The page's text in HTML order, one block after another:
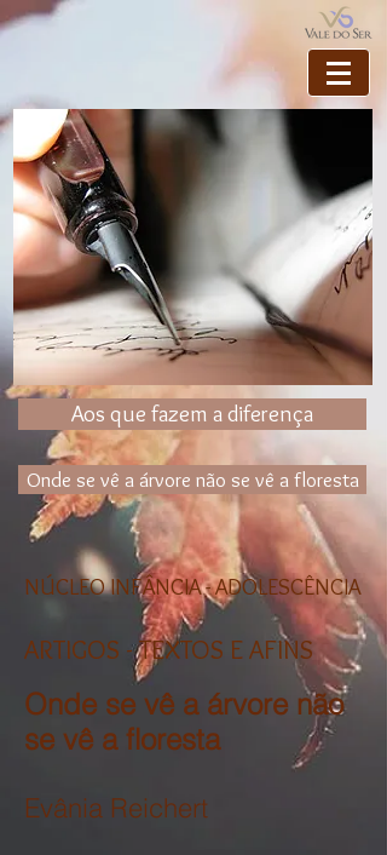
Aos que fazem a diferença
Onde se vê a árvore não se vê a floresta
NÚCLEO INFÂNCIA - ADOLESCÊNCIA
ARTIGOS - TEXTOS E AFINS
Onde se vê a árvore não
se vê a floresta
Evânia Reichert